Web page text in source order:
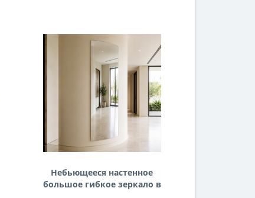
Небьющееся настенное
большое гибкое зеркало в